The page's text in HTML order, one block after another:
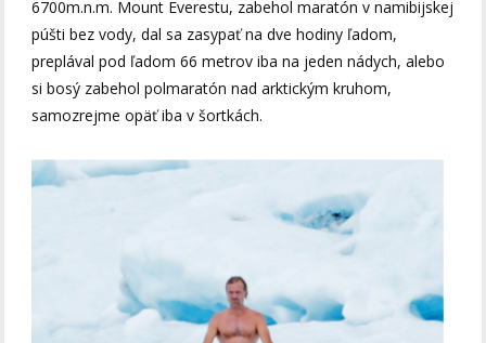
6700m.n.m. Mount Everestu, zabehol maratón v namibijskej
púšti bez vody, dal sa zasypať na dve hodiny ľadom,
preplával pod ľadom 66 metrov iba na jeden nádych, alebo
si bosý zabehol polmaratón nad arktickým kruhom,
samozrejme opäť iba v šortkách.